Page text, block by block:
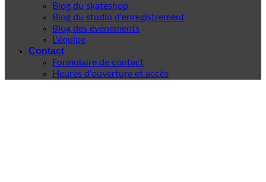
Blog du skateshop
Blog du studio d'enregistrement
Blog des événements
L'équipe
Contact
Formulaire de contact
Heures d'ouverture et accès